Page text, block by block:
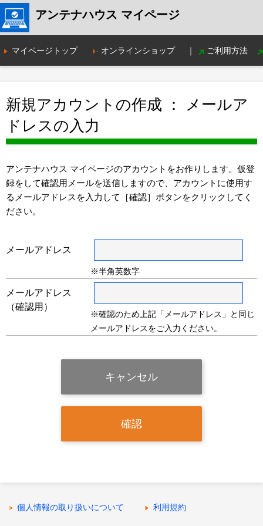
アンテナハウス マイページ
マイページトップ オンラインショップ ｜ ご利用方法
新規アカウントの作成 ： メールア
ドレスの入力
アンテナハウス マイページのアカウントをお作りします。仮登
録をして確認用メールを送信しますので、アカウントに使用す
るメールアドレスを入力して［確認］ボタンをクリックしてく
ださい。
メールアドレス
※半角英数字
メールアドレス
（確認用）
※確認のため上記「メールアドレス」と同じ
メールアドレスをご入力ください。
個人情報の取り扱いについて 利用規約